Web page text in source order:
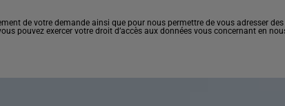
de votre demande ainsi que pour nous permettre de vous adresser
pouvez exercer votre droit d’accès aux données vous concernant en